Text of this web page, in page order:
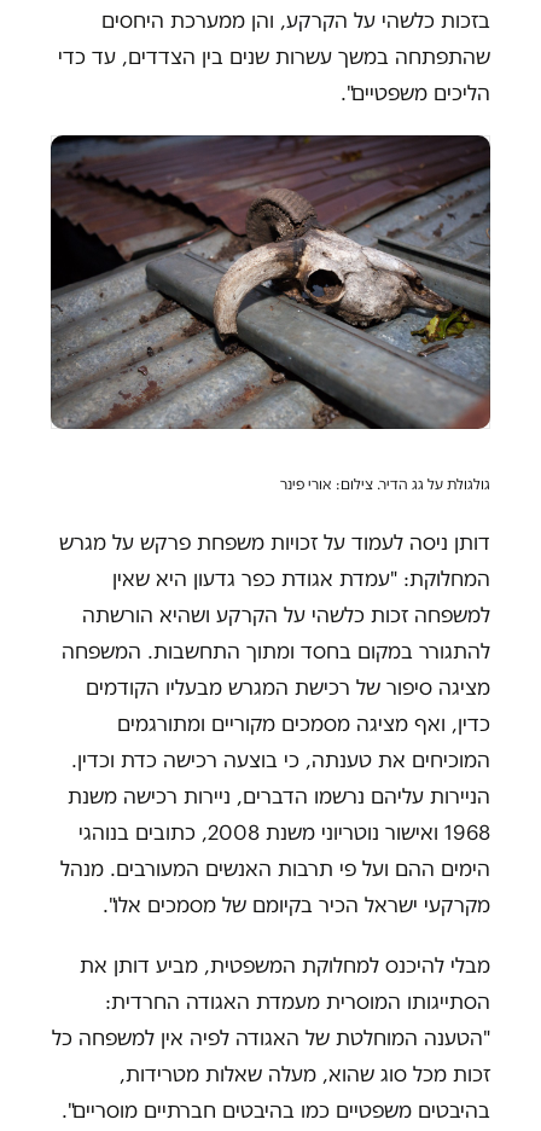
בזכות כלשהי על הקרקע, והן ממערכת היחסים
שהתפתחה במשך עשרות שנים בין הצדדים, עד כדי
הליכים משפטיים".
גולגולת על גג הדיר. צילום: אורי פינר
דותן ניסה לעמוד על זכויות משפחת פרקש על מגרש
המחלוקת: "עמדת אגודת כפר גדעון היא שאין
למשפחה זכות כלשהי על הקרקע ושהיא הורשתה
להתגורר במקום בחסד ומתוך התחשבות. המשפחה
מציגה סיפור של רכישת המגרש מבעליו הקודמים
כדין, ואף מציגה מסמכים מקוריים ומתורגמים
המוכיחים את טענתה, כי בוצעה רכישה כדת וכדין.
הניירות עליהם נרשמו הדברים, ניירות רכישה משנת
1968 ואישור נוטריוני משנת 2008, כתובים בנוהגי
הימים ההם ועל פי תרבות האנשים המעורבים. מנהל
מקרקעי ישראל הכיר בקיומם של מסמכים אלו".
מבלי להיכנס למחלוקת המשפטית, מביע דותן את
הסתייגותו המוסרית מעמדת האגודה החרדית:
"הטענה המוחלטת של האגודה לפיה אין למשפחה כל
זכות מכל סוג שהוא, מעלה שאלות מטרידות,
בהיבטים משפטיים כמו בהיבטים חברתיים מוסריים".